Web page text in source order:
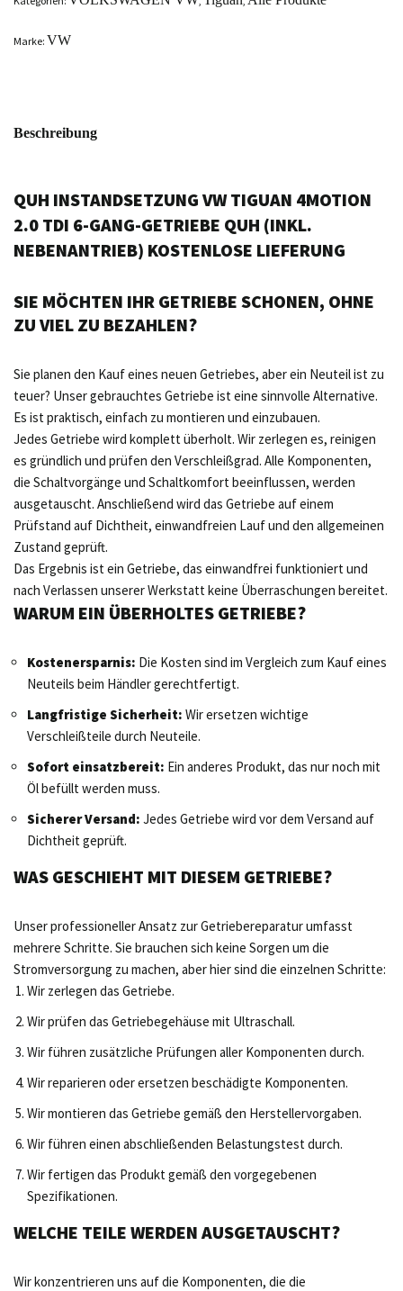
Marke: VW
Beschreibung
QUH INSTANDSETZUNG VW TIGUAN 4MOTION
2.0 TDI 6-GANG-GETRIEBE QUH (INKL.
NEBENANTRIEB) KOSTENLOSE LIEFERUNG
SIE MÖCHTEN IHR GETRIEBE SCHONEN, OHNE
ZU VIEL ZU BEZAHLEN?
Sie planen den Kauf eines neuen Getriebes, aber ein Neuteil ist zu
teuer? Unser gebrauchtes Getriebe ist eine sinnvolle Alternative.
Es ist praktisch, einfach zu montieren und einzubauen.
Jedes Getriebe wird komplett überholt. Wir zerlegen es, reinigen
es gründlich und prüfen den Verschleißgrad. Alle Komponenten,
die Schaltvorgänge und Schaltkomfort beeinflussen, werden
ausgetauscht. Anschließend wird das Getriebe auf einem
Prüfstand auf Dichtheit, einwandfreien Lauf und den allgemeinen
Zustand geprüft.
Das Ergebnis ist ein Getriebe, das einwandfrei funktioniert und
nach Verlassen unserer Werkstatt keine Überraschungen bereitet.
WARUM EIN ÜBERHOLTES GETRIEBE?
Kostenersparnis: Die Kosten sind im Vergleich zum Kauf eines
Neuteils beim Händler gerechtfertigt.
Langfristige Sicherheit: Wir ersetzen wichtige
Verschleißteile durch Neuteile.
Sofort einsatzbereit: Ein anderes Produkt, das nur noch mit
Öl befüllt werden muss.
Sicherer Versand: Jedes Getriebe wird vor dem Versand auf
Dichtheit geprüft.
WAS GESCHIEHT MIT DIESEM GETRIEBE?
Unser professioneller Ansatz zur Getriebereparatur umfasst
mehrere Schritte. Sie brauchen sich keine Sorgen um die
Stromversorgung zu machen, aber hier sind die einzelnen Schritte:
Wir zerlegen das Getriebe.
Wir prüfen das Getriebegehäuse mit Ultraschall.
Wir führen zusätzliche Prüfungen aller Komponenten durch.
Wir reparieren oder ersetzen beschädigte Komponenten.
Wir montieren das Getriebe gemäß den Herstellervorgaben.
Wir führen einen abschließenden Belastungstest durch.
Wir fertigen das Produkt gemäß den vorgegebenen
Spezifikationen.
WELCHE TEILE WERDEN AUSGETAUSCHT?
Wir konzentrieren uns auf die Komponenten, die die